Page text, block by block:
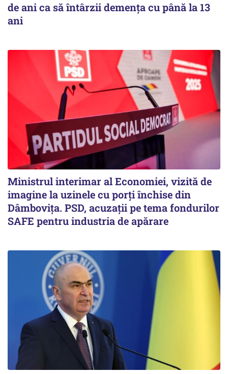
de ani ca să întârzii demența cu până la 13
ani
Ministrul interimar al Economiei, vizită de
imagine la uzinele cu porți închise din
Dâmbovița. PSD, acuzații pe tema fondurilor
SAFE pentru industria de apărare